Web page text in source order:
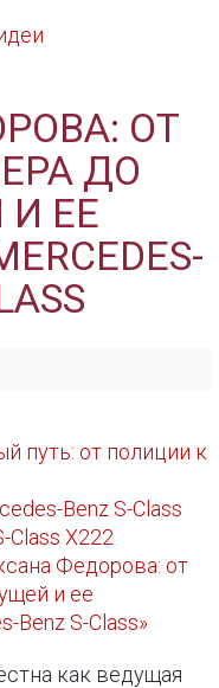
ОТ
ДО
ЕЕ
путь: от полиции к
Benz S-Class
Class X222
Федорова: от
и ее
Benz S-Class»
как ведущая